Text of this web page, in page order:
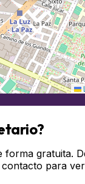
forma gratuita.
para